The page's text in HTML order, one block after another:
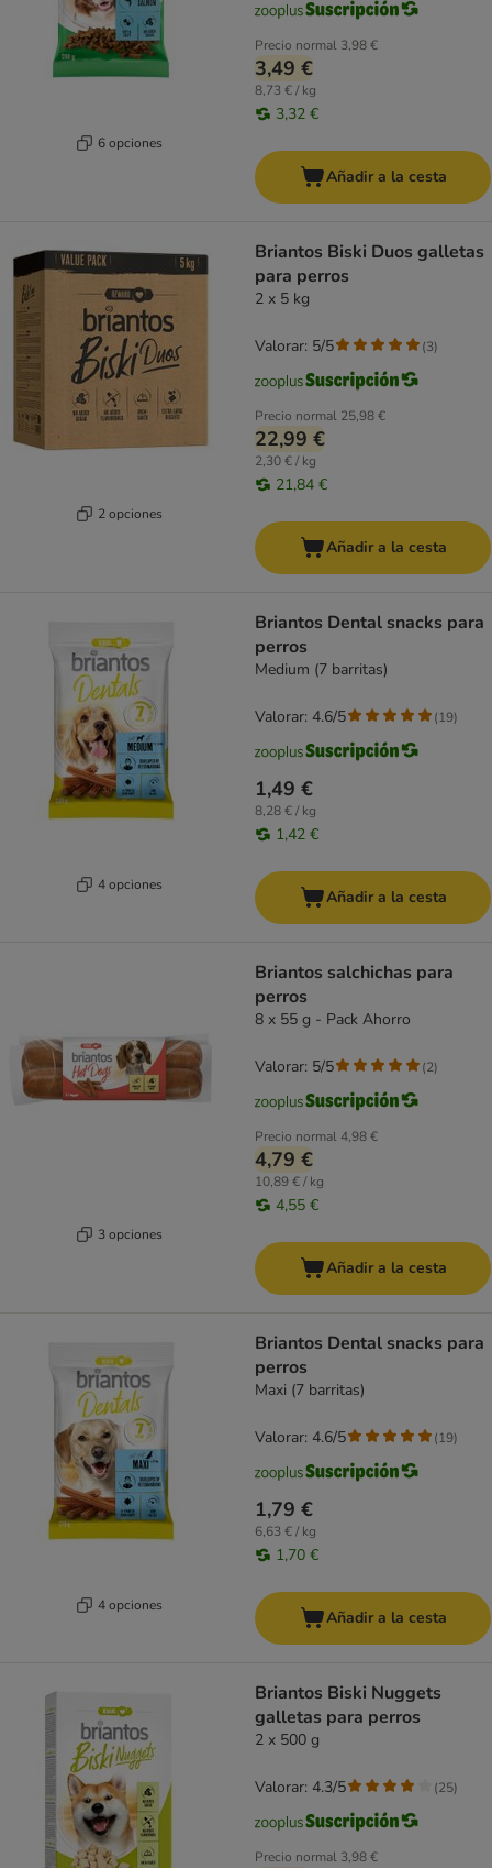
6 opciones
Precio normal 3,98 €
3,49 €
8,73 € / kg
3,32 €
Añadir a la cesta
2 opciones
Briantos Biski Duos galletas
para perros
2 x 5 kg
Precio normal 25,98 €
22,99 €
2,30 € / kg
21,84 €
Valorar: 5/5 (3)
Añadir a la cesta
4 opciones
Briantos Dental snacks para
perros
Medium (7 barritas)
1,49 €
8,28 € / kg
1,42 €
Valorar: 4.6/5 (19)
Añadir a la cesta
3 opciones
Briantos salchichas para
perros
8 x 55 g - Pack Ahorro
Precio normal4,98 €
4,79 €
10,89 € / kg
4,55 €
Valorar: 5/5 (2)
Añadir a la cesta
4 opciones
Briantos Dental snacks para
perros
Maxi (7 barritas)
1,79 €
6,63 € / kg
1,70 €
Valorar: 4.6/5 (19)
Añadir a la cesta
Briantos Biski Nuggets
galletas para perros
2 x 500 g
Precio normal 3,98 €
Valorar: 4.3/5 (25)